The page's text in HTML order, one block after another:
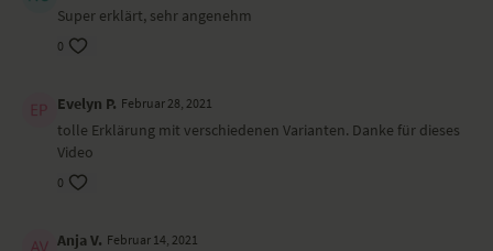
Super erklärt, sehr angenehm
0
Evelyn P. Februar 28, 2021
tolle Erklärung mit verschiedenen Varianten. Danke für dieses
Video
0
Anja V. Februar 14, 2021